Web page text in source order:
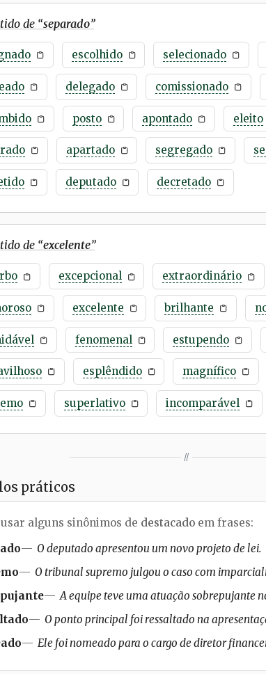
de “separado”
escolhido selecionado
delegado comissionado
posto apontado eleito
apartado segregado
deputado decretado
de “excelente”
excepcional extraordinário
excelente brilhante
fenomenal estupendo
esplêndido magnífico
superlativo incomparável
//
práticos
usar alguns sinônimos de destacado em frases:
O deputado apresentou um novo projeto de lei.
O tribunal supremo julgou o caso com
A equipe teve uma atuação sobrepujante
O ponto principal foi ressaltado na
Ele foi nomeado para o cargo de diretor